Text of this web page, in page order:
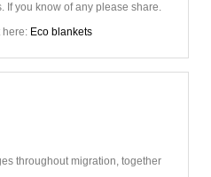
If you know of any please share.
here: Eco blankets
throughout migration, together